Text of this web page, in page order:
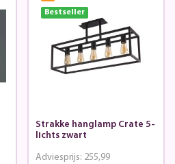
Bestseller
Strakke hanglamp Crate 5-
lichts zwart
Adviesprijs: 255,99